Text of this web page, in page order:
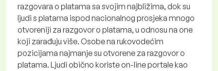
razgovara o platama sa svojim najbližima, dok su
ljudi s platama ispod nacionalnog prosjeka mnogo
otvoreniji za razgovor o platama, u odnosu na one
koji zarađuju više. Osobe na rukovodećim
pozicijama najmanje su otvorene za razgovor o
platama. Ljudi obično koriste on-line portale kao